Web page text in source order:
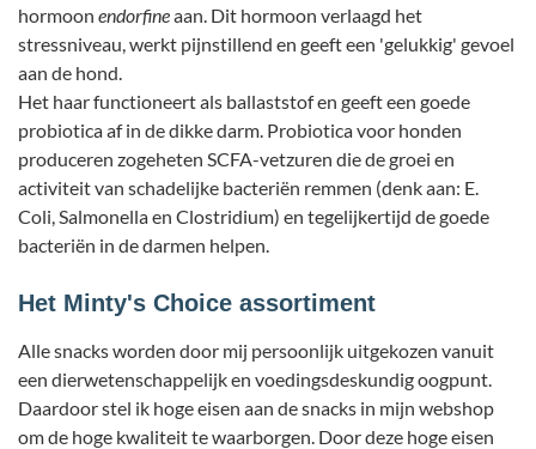
hormoon endorfineaan. Dit hormoon verlaagd het
stressniveau, werkt pijnstillend en geeft een 'gelukkig' gevoel
aan de hond.
Het haar functioneert als ballaststof en geeft een goede
probiotica af in de dikke darm. Probiotica voor honden
produceren zogeheten SCFA-vetzuren die de groei en
activiteit van schadelijke bacteriën remmen (denk aan: E.
Coli, Salmonella en Clostridium) en tegelijkertijd de goede
bacteriën in de darmen helpen.
Het Minty's Choice assortiment
Alle snacks worden door mij persoonlijk uitgekozen vanuit
een dierwetenschappelijk en voedingsdeskundig oogpunt.
Daardoor stel ik hoge eisen aan de snacks in mijn webshop
om de hoge kwaliteit te waarborgen. Door deze hoge eisen